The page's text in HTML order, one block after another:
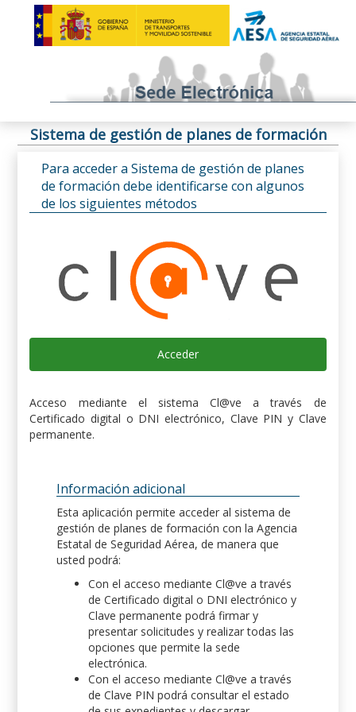
Sistema de gestión de planes de formación
Para acceder a Sistema de gestión de planes
de formación debe identificarse con algunos
de los siguientes métodos
Acceder
Acceso mediante el sistema Cl@ve a través de
Certificado digital o DNI electrónico, Clave PIN y Clave
permanente.
Información adicional
Esta aplicación permite acceder al sistema de
gestión de planes de formación con la Agencia
Estatal de Seguridad Aérea, de manera que
usted podrá:
Con el acceso mediante Cl@ve a través
de Certificado digital o DNI electrónico y
Clave permanente podrá firmar y
presentar solicitudes y realizar todas las
opciones que permite la sede
electrónica.
Con el acceso mediante Cl@ve a través
de Clave PIN podrá consultar el estado